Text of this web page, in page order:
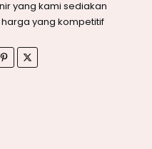
yang kami sediakan
yang kompetitif